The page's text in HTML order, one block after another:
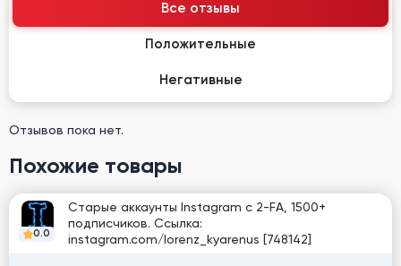
Все отзывы
Положительные
Негативные
Отзывов пока нет.
Похожие товары
0.0
Старые аккаунты Instagram с 2-FA, 1500+
подписчиков. Ссылка:
instagram.com/lorenz_kyarenus [748142]